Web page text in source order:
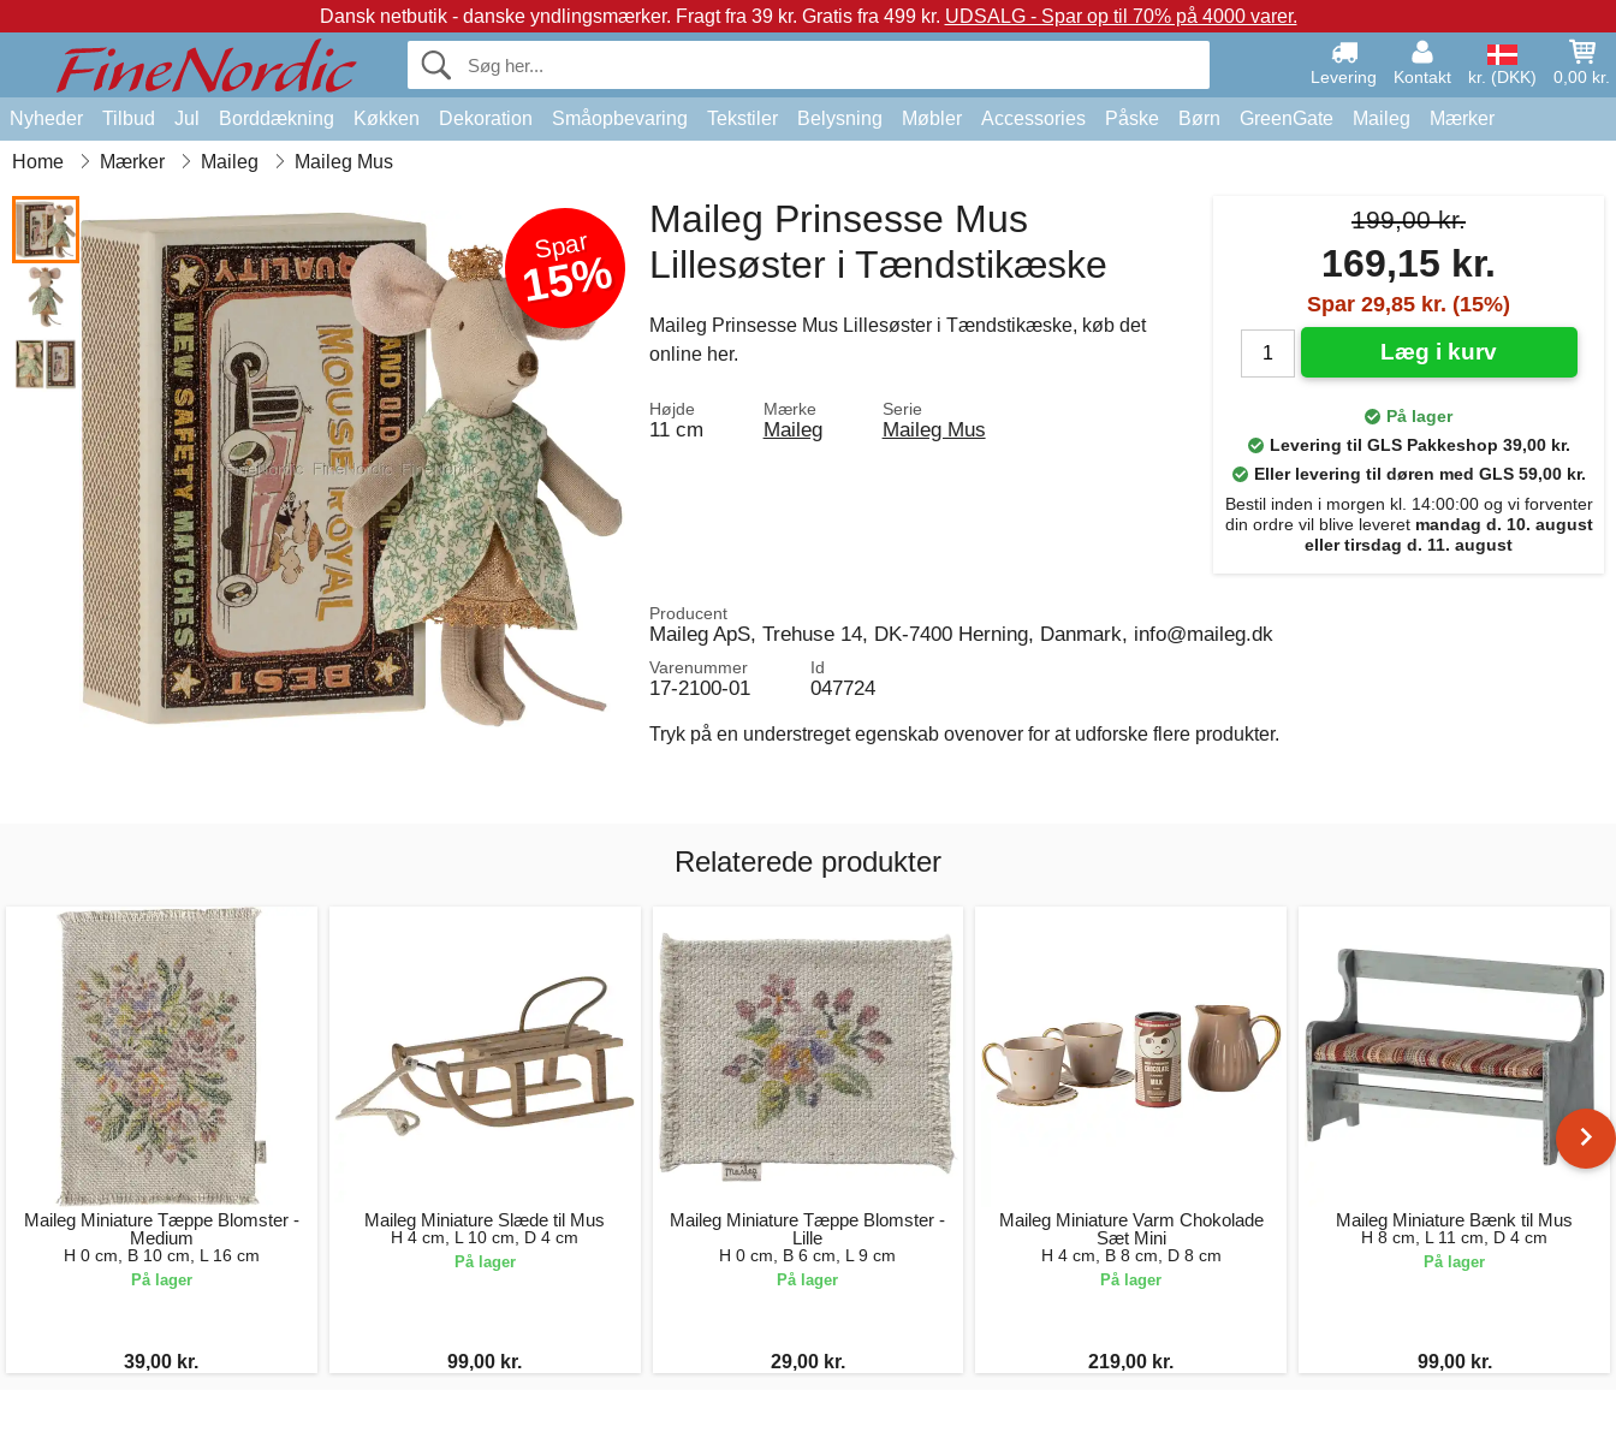
Dansk netbutik - danske yndlingsmærker. Fragt fra 39 kr. Gratis fra 499 kr. UDSALG - Spar op til 70% på 4000 varer.
Levering Kontakt kr. (DKK) 0,00 kr.
Nyheder Tilbud Jul Borddækning Køkken Dekoration Småopbevaring Tekstiler Belysning Møbler Accessories Påske Børn GreenGate Maileg Mærker
Home Mærker Maileg Maileg Mus
Spar
15%
199,00 kr.
169,15 kr.
Spar 29,85 kr. (15%)
Læg i kurv
På lager
Levering til GLS Pakkeshop 39,00 kr.
Eller levering til døren med GLS 59,00 kr.
Bestil inden i morgen kl. 14:00:00 og vi forventer
din ordre vil blive leveret mandag d. 10. august
eller tirsdag d. 11. august
Maileg Prinsesse Mus
Lillesøster i Tændstikæske
Maileg Prinsesse Mus Lillesøster i Tændstikæske, køb det
online her.
Højde
11 cm
Mærke
Maileg
Serie
Maileg Mus
Producent
Maileg ApS, Trehuse 14, DK-7400 Herning, Danmark, info@maileg.dk
Varenummer
17-2100-01
Id
047724
Tryk på en understreget egenskab ovenover for at udforske flere produkter.
Relaterede produkter
Maileg Miniature Tæppe Blomster -
Medium
H 0 cm, B 10 cm, L 16 cm
På lager
39,00 kr.
Maileg Miniature Slæde til Mus
H 4 cm, L 10 cm, D 4 cm
På lager
99,00 kr.
Maileg Miniature Tæppe Blomster -
Lille
H 0 cm, B 6 cm, L 9 cm
På lager
29,00 kr.
Maileg Miniature Varm Chokolade
Sæt Mini
H 4 cm, B 8 cm, D 8 cm
På lager
219,00 kr.
Maileg Miniature Bænk til Mus
H 8 cm, L 11 cm, D 4 cm
På lager
99,00 kr.